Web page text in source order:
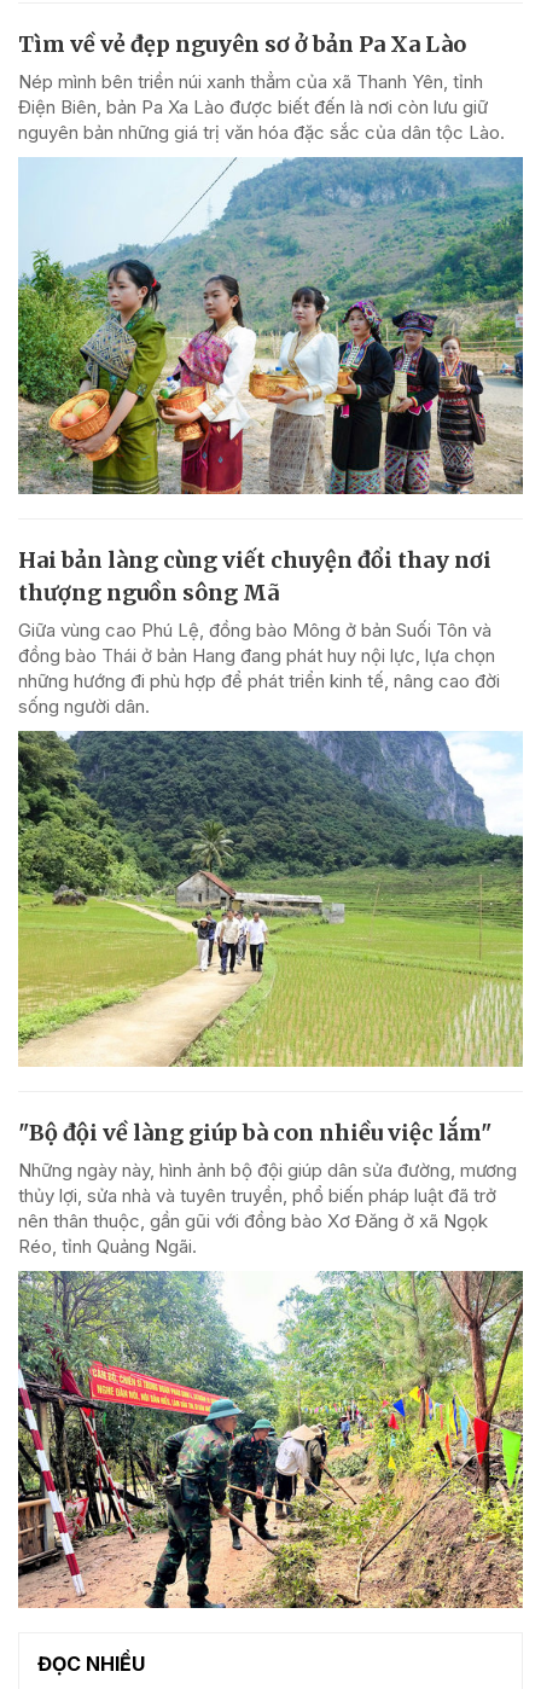
Tìm về vẻ đẹp nguyên sơ ở bản Pa Xa Lào
Nép mình bên triền núi xanh thẳm của xã Thanh Yên, tỉnh
Điện Biên, bản Pa Xa Lào được biết đến là nơi còn lưu giữ
nguyên bản những giá trị văn hóa đặc sắc của dân tộc Lào.
Hai bản làng cùng viết chuyện đổi thay nơi
thượng nguồn sông Mã
Giữa vùng cao Phú Lệ, đồng bào Mông ở bản Suối Tôn và
đồng bào Thái ở bản Hang đang phát huy nội lực, lựa chọn
những hướng đi phù hợp để phát triển kinh tế, nâng cao đời
sống người dân.
"Bộ đội về làng giúp bà con nhiều việc lắm"
Những ngày này, hình ảnh bộ đội giúp dân sửa đường, mương
thủy lợi, sửa nhà và tuyên truyền, phổ biến pháp luật đã trở
nên thân thuộc, gần gũi với đồng bào Xơ Đăng ở xã Ngọk
Réo, tỉnh Quảng Ngãi.
ĐỌC NHIỀU